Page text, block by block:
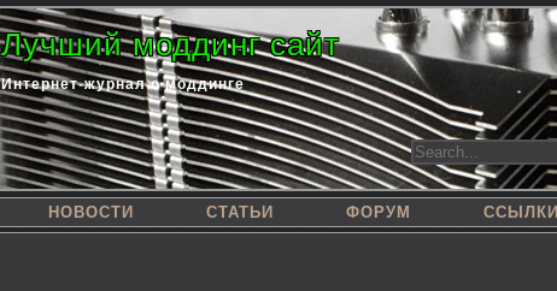
Лучший моддинг сайт
Интернет-журнал о моддинге
НОВОСТИ СТАТЬИ ФОРУМ ССЫЛКИ